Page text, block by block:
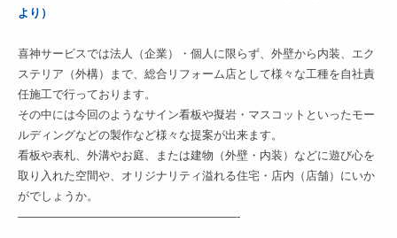
より）
喜神サービスでは法人（企業）・個人に限らず、外壁から内装、エク
ステリア（外構）まで、総合リフォーム店として様々な工種を自社責
任施工で行っております。
その中には今回のようなサイン看板や擬岩・マスコットといったモー
ルディングなどの製作など様々な提案が出来ます。
看板や表札、外溝やお庭、または建物（外壁・内装）などに遊び心を
取り入れた空間や、オリジナリティ溢れる住宅・店内（店舗）にいか
がでしょうか。
———————————————————-